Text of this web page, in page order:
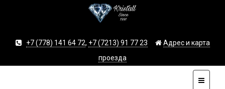
+7 (778) 141 64 72, +7 (7213) 91 77 23
Адрес и карта
проезда